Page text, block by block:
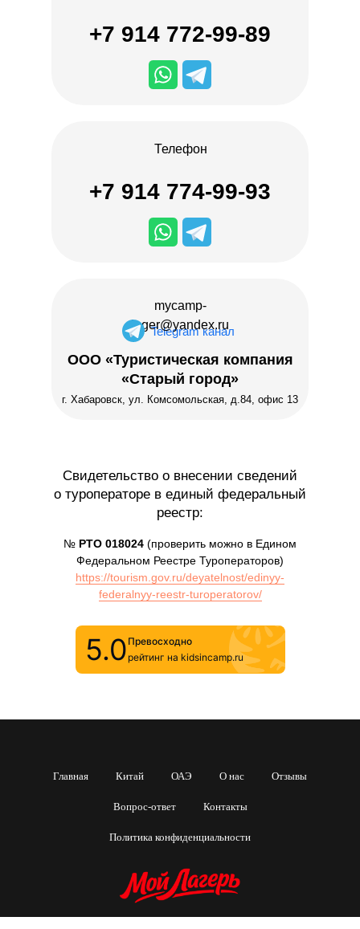
Telegram канал
г. Хабаровск, ул. Комсомольская, д.84, офис 13
mycamp-
lager@yandex.ru
ООО «Туристическая компания
«Старый город»
+7 914 772-99-89
+7 914 774-99-93
Телефон
Свидетельство о внесении сведений
о туроператоре в единый федеральный
реестр:
№ РТО 018024 (проверить можно в Едином
Федеральном Реестре Туроператоров)
https://tourism.gov.ru/deyatelnost/edinyy-
federalnyy-reestr-turoperatorov/
5.0 Превосходно
рейтинг на kidsincamp.ru
Главная Китай ОАЭ О нас Отзывы
Вопрос-ответ Контакты
Политика конфиденциальности